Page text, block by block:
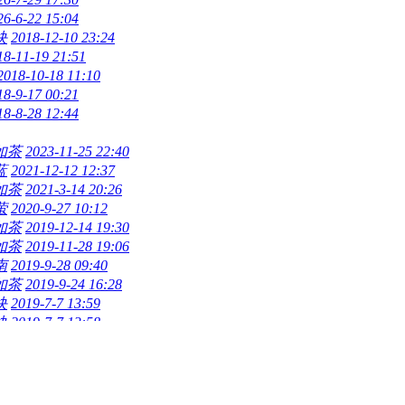
6-22 15:04
2018-12-10 23:24
11-19 21:51
10-18 11:10
9-17 00:21
8-28 12:44
茶 2023-11-25 22:40
2021-12-12 12:37
茶 2021-3-14 20:26
2020-9-27 10:12
茶 2019-12-14 19:30
茶 2019-11-28 19:06
2019-9-28 09:40
茶 2019-9-24 16:28
2019-7-7 13:59
2019-7-7 13:58